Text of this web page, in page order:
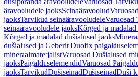
dušipõranda äravooludeleVaruosad
äravooludele jaoksSeinaäravoolud
jaoksTarvikud seinaäravooludeleVaruosad
seinaäravooludele jaoksKõrged ja madalad
Kõrged ja madalad dušialused jaoks
dušialused ja Geberit Duofix
mineraalmaterjalistVaruosad Dušialused
jaoksPaigalduselemendidVaruosad
jaoksTarvikudDušiseinadDušiseinadDuši